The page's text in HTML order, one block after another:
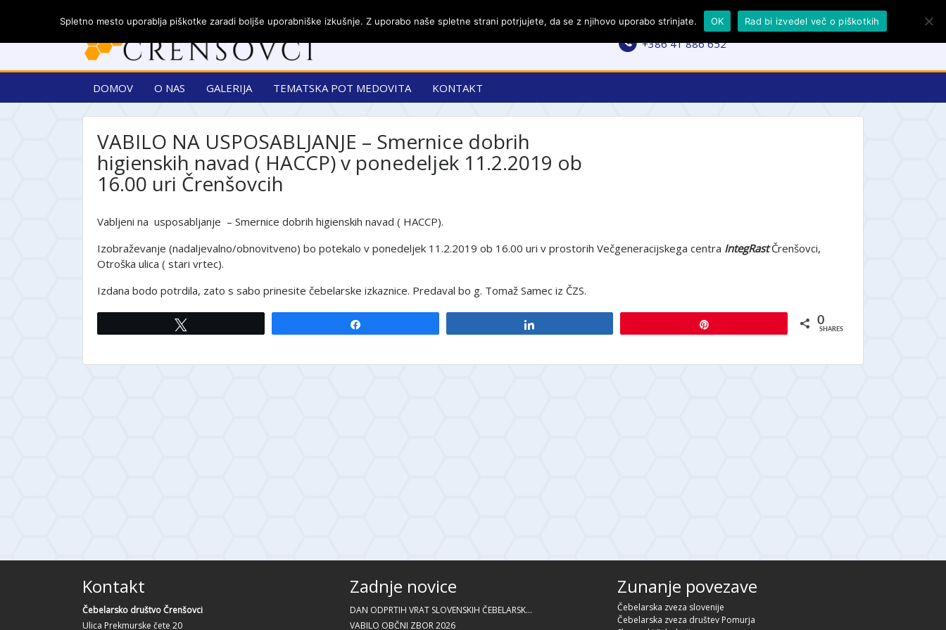
facebook.com/cdcrensovci
+386 41 886 652
DOMOV O NAS GALERIJA TEMATSKA POT MEDOVITA KONTAKT
VABILO NA USPOSABLJANJE – Smernice dobrih
higienskih navad ( HACCP) v ponedeljek 11.2.2019 ob
16.00 uri Črenšovcih
Vabljeni na usposabljanje – Smernice dobrih higienskih navad ( HACCP).
Izobraževanje (nadaljevalno/obnovitveno) bo potekalo v ponedeljek 11.2.2019 ob 16.00 uri v prostorih Večgeneracijskega centra IntegRastČrenšovci,
Otroška ulica ( stari vrtec).
Izdana bodo potrdila, zato s sabo prinesite čebelarske izkaznice. Predaval bo g. Tomaž Samec iz ČZS.
0
SHARES
Kontakt
Čebelarsko društvo Črenšovci
Ulica Prekmurske čete 20
Zadnje novice
DAN ODPRTIH VRAT SLOVENSKIH ČEBELARSK...
VABILO OBČNI ZBOR 2026
Zunanje povezave
Čebelarska zveza slovenije
Čebelarska zveza društev Pomurja
Spletno mesto uporablja piškotke zaradi boljše uporabniške izkušnje. Z uporabo naše spletne strani potrjujete, da se z njihovo uporabo strinjate. OK Rad bi izvedel več o piškotkih